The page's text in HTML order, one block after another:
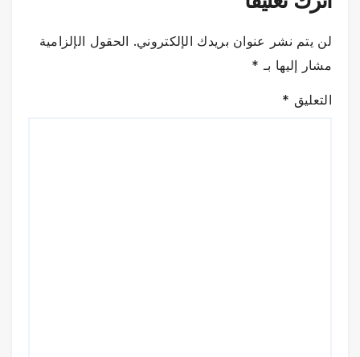
لن يتم نشر عنوان بريدك الإلكتروني. الحقول الإلزامية
مشار إليها بـ *
التعليق *